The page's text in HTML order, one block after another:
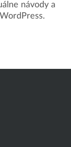
návody a